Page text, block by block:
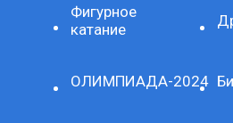
Фигурное
катание
ОЛИМПИАДА-2024